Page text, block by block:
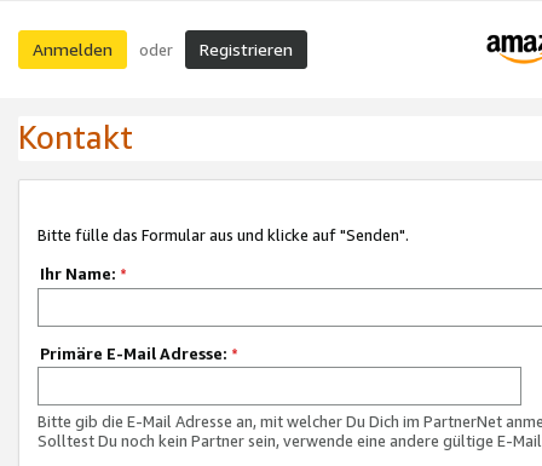
Anmelden oder Registrieren
Kontakt
Bitte fülle das Formular aus und klicke auf "Senden".
Ihr Name: *
Primäre E-Mail Adresse: *
Bitte gib die E-Mail Adresse an, mit welcher Du Dich im PartnerNet
Solltest Du noch kein Partner sein, verwende eine andere gültige E-